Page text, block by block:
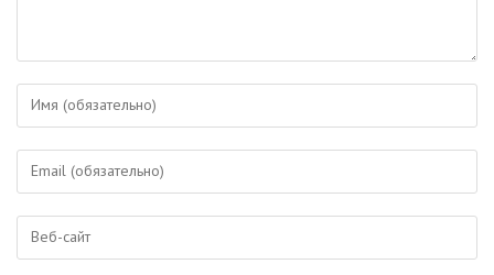
Введите
или
имя
пользователя,
чтобы
прокомментировать
Введите
адрес,
чтобы
Введите